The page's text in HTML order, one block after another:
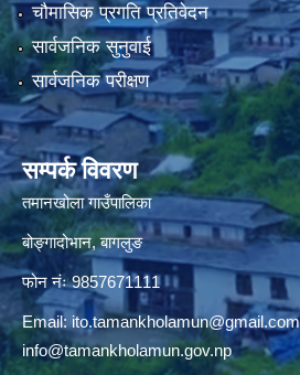
चौमासिक प्रगति प्रतिवेदन
सार्वजनिक सुनुवाई
सार्वजनिक परीक्षण
सम्पर्क विवरण
तमानखोला गाउँपालिका
बोङ्गादोभान, बागलुङ
फोन नंः 9857671111
Email: ito.tamankholamun@gmail.com
info@tamankholamun.gov.np